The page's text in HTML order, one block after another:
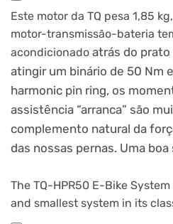
Este motor da TQ pesa 1,85
motor-transmissão-bateria
acondicionado atrás do
atingir um binário de 50 Nm
harmonic pin ring, os
assistência “arranca” são
complemento natural da
das nossas pernas. Uma boa
The TQ-HPR50 E-Bike
and smallest system in its